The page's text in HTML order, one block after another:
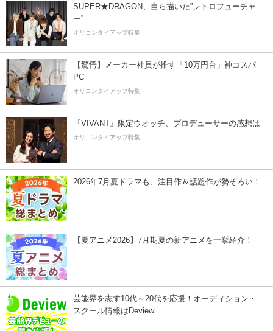
SUPER★DRAGON、自ら描いた”レトロフューチャ
ー”
オリコンタイアップ特集
【驚愕】メーカー社員が推す「10万円台」神コスパ
PC
オリコンタイアップ特集
『VIVANT』限定ウオッチ、プロデューサーの感想は
オリコンタイアップ特集
2026年7月夏ドラマも、注目作＆話題作が勢ぞろい！
【夏アニメ2026】7月期夏の新アニメを一挙紹介！
芸能界を志す10代～20代を応援！オーディション・
スクール情報はDeview